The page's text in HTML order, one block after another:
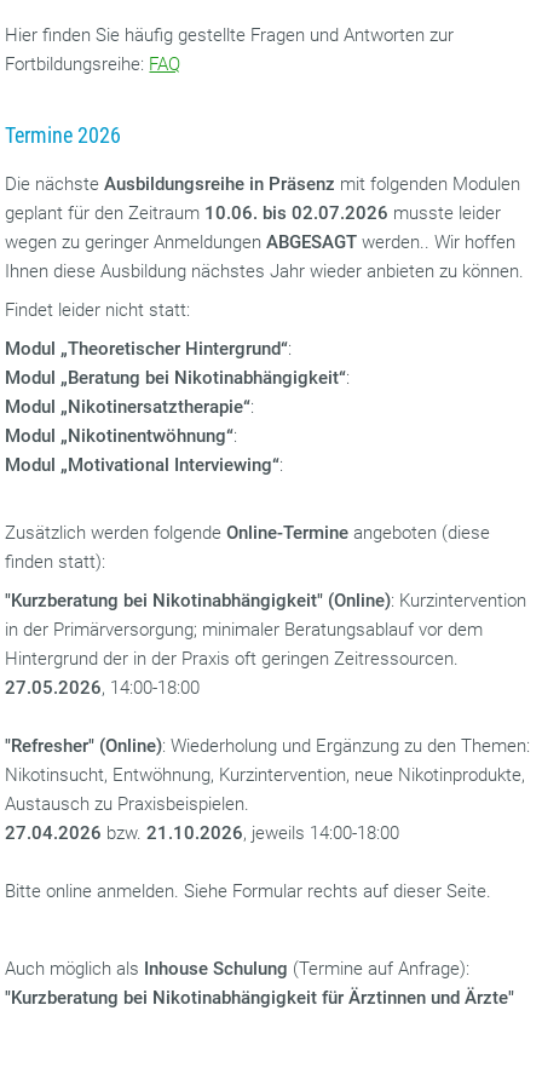
Hier finden Sie häufig gestellte Fragen und Antworten zur
Fortbildungsreihe: FAQ
Termine 2026
Die nächsteAusbildungsreihe in Präsenz mit folgenden Modulen
geplant für den Zeitraum 10.06. bis 02.07.2026 musste leider
wegen zu geringer AnmeldungenABGESAGTwerden.. Wir hoffen
Ihnen diese Ausbildung nächstes Jahr wieder anbieten zu können.
Findet leider nicht statt:
Modul „Theoretischer Hintergrund“:
Modul „Beratung bei Nikotinabhängigkeit“:
Modul „Nikotinersatztherapie“:
Modul „Nikotinentwöhnung“:
Modul „Motivational Interviewing“:
Zusätzlich werden folgendeOnline-Termine angeboten (diese
finden statt):
"Kurzberatung bei Nikotinabhängigkeit" (Online): Kurzintervention
in der Primärversorgung; minimaler Beratungsablauf vor dem
Hintergrund der in der Praxis oft geringen Zeitressourcen.
27.05.2026, 14:00-18:00
"Refresher" (Online): Wiederholung und Ergänzung zu den Themen:
Nikotinsucht, Entwöhnung, Kurzintervention, neue Nikotinprodukte,
Austausch zu Praxisbeispielen.
27.04.2026 bzw.21.10.2026, jeweils 14:00-18:00
Bitte online anmelden. Siehe Formular rechts auf dieser Seite.
Auch möglich als Inhouse Schulung (Termine auf Anfrage):
"Kurzberatung bei Nikotinabhängigkeit für Ärztinnen und Ärzte"